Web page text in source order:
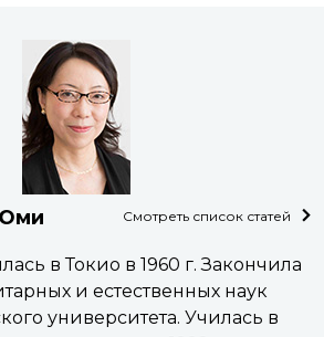
Смотреть список статей
в Токио в 1960 г. Закончила
и естественных наук
университета. Училась в